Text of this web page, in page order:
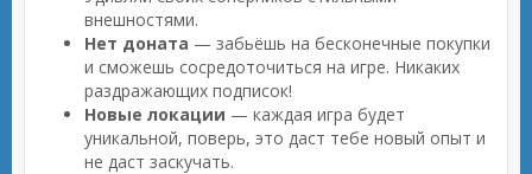
внешностями.
Нет доната — забьёшь на бесконечные покупки
и сможешь сосредоточиться на игре. Никаких
раздражающих подписок!
Новые локации — каждая игра будет
уникальной, поверь, это даст тебе новый опыт и
не даст заскучать.